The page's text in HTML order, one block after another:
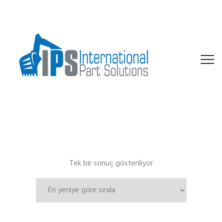
Tek bir sonuç gösteriliyor